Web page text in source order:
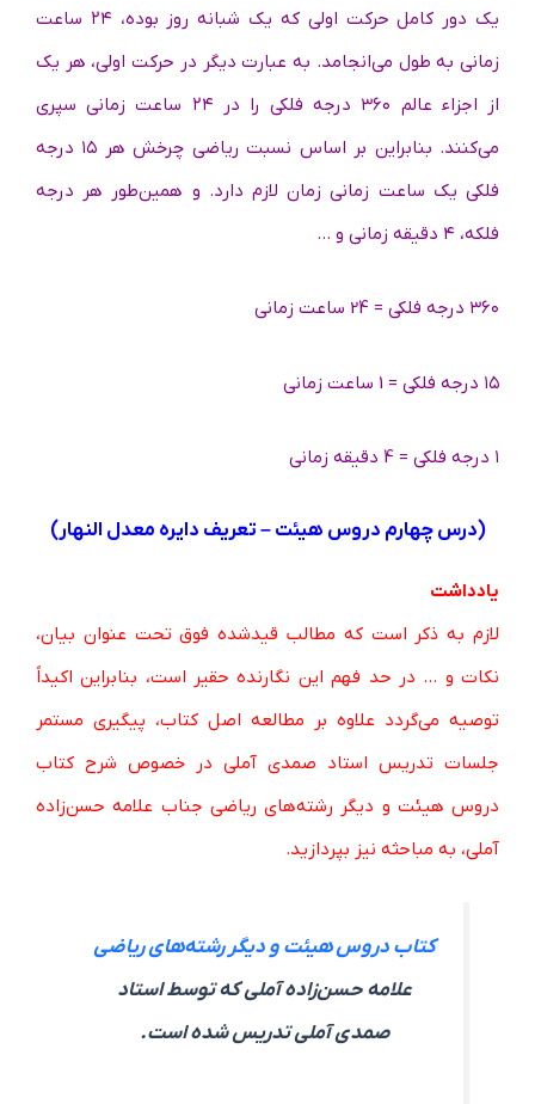
یک دور کامل حرکت اولی که یک شبانه روز بوده، ۲۴ ساعت
زمانی به طول می‌انجامد. به‌ عبارت‌ دیگر در حرکت اولی، هر یک
از اجزاء عالم ۳۶۰ درجه فلکی را در ۲۴ ساعت زمانی سپری
می‌کنند. بنابراین بر اساس نسبت ریاضی چرخش هر ۱۵ درجه
فلکی یک ساعت زمانی زمان لازم دارد. و همین‌طور هر درجه
فلکه، ۴ دقیقه زمانی و …
۳۶۰ درجه فلکی = 24 ساعت زمانی
۱۵ درجه فلکی = 1 ساعت زمانی
۱ درجه فلکی = 4 دقیقه زمانی
(درس چهارم دروس هیئت – تعریف دایره معدل النهار)
یادداشت
لازم به ذکر است که مطالب قیدشده فوق تحت عنوان بیان،
نکات و … در حد فهم این نگارنده حقیر است، بنابراین اکیداً
توصیه می‌گردد علاوه بر مطالعه اصل کتاب، پیگیری مستمر
جلسات تدریس استاد صمدی آملی در خصوص شرح کتاب
دروس هیئت و دیگر رشته‌های ریاضی جناب علامه حسن‌زاده
آملی، به مباحثه نیز بپردازید.
کتاب دروس هیئت و دیگر رشته‌های ریاضی
علامه حسن‌زاده آملی که توسط استاد
صمدی آملی تدریس شده است.